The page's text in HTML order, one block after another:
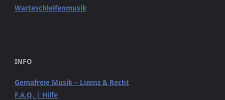
Warteschleifenmusik
INFO
Gemafreie Musik – Lizenz & Recht
F.A.Q. | Hilfe